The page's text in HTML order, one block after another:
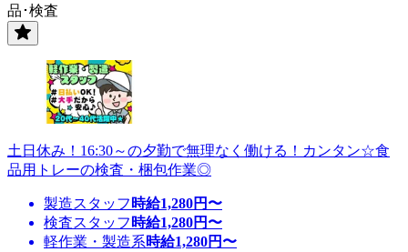
品･検査
土日休み！16:30～の夕勤で無理なく働ける！カンタン☆食
品用トレーの検査・梱包作業◎
製造スタッフ 時給1,280円〜
検査スタッフ 時給1,280円〜
軽作業・製造系時給1,280円〜